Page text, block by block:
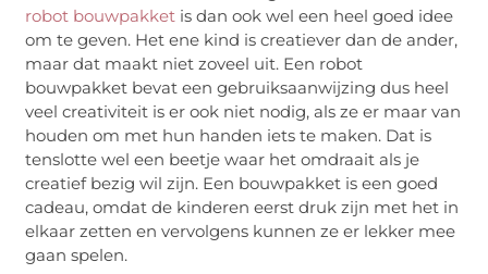
robot bouwpakket is dan ook wel een heel goed idee
om te geven. Het ene kind is creatiever dan de ander,
maar dat maakt niet zoveel uit. Een robot
bouwpakket bevat een gebruiksaanwijzing dus heel
veel creativiteit is er ook niet nodig, als ze er maar van
houden om met hun handen iets te maken. Dat is
tenslotte wel een beetje waar het omdraait als je
creatief bezig wil zijn. Een bouwpakket is een goed
cadeau, omdat de kinderen eerst druk zijn met het in
elkaar zetten en vervolgens kunnen ze er lekker mee
gaan spelen.